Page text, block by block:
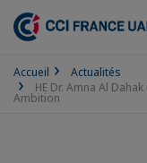
Accueil
Actualités
HE Dr. Amna Al
Ambition